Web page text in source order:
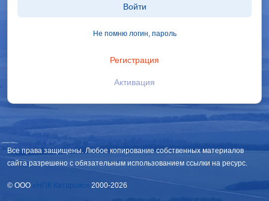
Войти
Не помню логин, пароль
Регистрация
Активация
Все права защищены. Любое копирование собственных материалов
сайта разрешено с обязательным использованием ссылки на ресурс.
© OOO «НПК Катарсис» 2000-2026